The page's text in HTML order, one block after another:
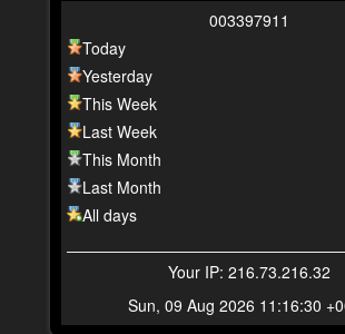
00339791 1
Today
Yesterday
This Week
Last Week
This Month
Last Month
All days
Your IP: 216.73.216.32
Sun, 09 Aug 2026 11:16:30